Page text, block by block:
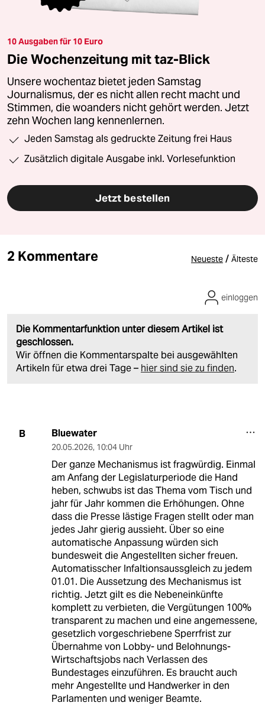
10 Ausgaben für 10 Euro
Die Wochenzeitung mit taz-Blick
Unsere wochentaz bietet jeden Samstag
Journalismus, der es nicht allen recht macht und
Stimmen, die woanders nicht gehört werden. Jetzt
zehn Wochen lang kennenlernen.
Jeden Samstag als gedruckte Zeitung frei Haus
Zusätzlich digitale Ausgabe inkl. Vorlesefunktion
Jetzt bestellen
2 Kommentare Neueste / Älteste
Die Kommentarfunktion unter diesem Artikel ist
geschlossen.
Wir öffnen die Kommentarspalte bei ausgewählten
Artikeln für etwa drei Tage – hier sind sie zu finden.
einloggen
B Bluewater
20.05.2026, 10:04 Uhr
Der ganze Mechanismus ist fragwürdig. Einmal
am Anfang der Legislaturperiode die Hand
heben, schwubs ist das Thema vom Tisch und
jahr für Jahr kommen die Erhöhungen. Ohne
dass die Presse lästige Fragen stellt oder man
jedes Jahr gierig aussieht. Über so eine
automatische Anpassung würden sich
bundesweit die Angestellten sicher freuen.
Automatisscher Infaltionsaussgleich zu jedem
01.01. Die Aussetzung des Mechanismus ist
richtig. Jetzt gilt es die Nebeneinkünfte
komplett zu verbieten, die Vergütungen 100%
transparent zu machen und eine angemessene,
gesetzlich vorgeschriebene Sperrfrist zur
Übernahme von Lobby- und Belohnungs-
Wirtschaftsjobs nach Verlassen des
Bundestages einzuführen. Es braucht auch
mehr Angestellte und Handwerker in den
Parlamenten und weniger Beamte.